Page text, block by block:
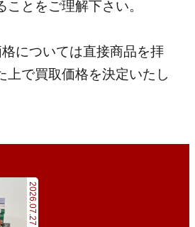
とをご理解下さい。
については直接商品を拝
上で買取価格を決定いたし
2026.07.27